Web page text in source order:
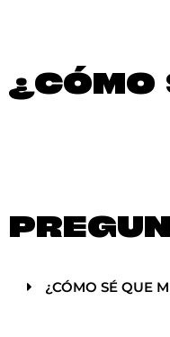
¿CÓMO
¿CÓMO SÉ QUE